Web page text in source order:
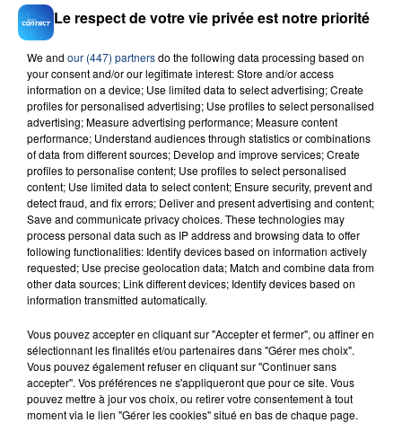
FIL D'ACTU
23 juillet 2026
INCENDIE MORTEL À LENS : UNE FEMME ET
SON BÉBÉ ENTRE LA VIE ET LA...
Un homme s'est immolé par le feu après avoir
aspergé sa compagne et leur bébé de trois mois
d'un liquide inflammable.
Le respect de votre vie privée est notre priorité
We and our (447) partnersdo the following data processing based on
your consent and/or our legitimate interest: Store and/or access
information on a device; Use limited data to select advertising; Create
profiles for personalised advertising; Use profiles to select personalised
advertising; Measure advertising performance; Measure content
performance; Understand audiences through statistics or combinations
of data from different sources; Develop and improve services; Create
profiles to personalise content; Use profiles to select personalised
content; Use limited data to select content; Ensure security, prevent and
detect fraud, and fix errors; Deliver and present advertising and content;
Save and communicate privacy choices. These technologies may
process personal data such as IP address and browsing data to offer
following functionalities: Identify devices based on information actively
requested; Use precise geolocation data; Match and combine data from
other data sources; Link different devices; Identify devices based on
information transmitted automatically.
Vous pouvez accepter en cliquant sur "Accepter et fermer", ou affiner en
sélectionnant les finalités et/ou partenaires dans "Gérer mes choix".
Vous pouvez également refuser en cliquant sur "Continuer sans
accepter". Vos préférences ne s'appliqueront que pour ce site. Vous
pouvez mettre à jour vos choix, ou retirer votre consentement à tout
moment via le lien "Gérer les cookies" situé en bas de chaque page.